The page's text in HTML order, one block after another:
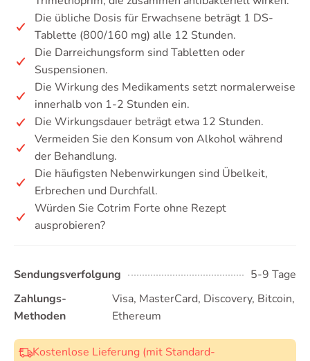
Die übliche Dosis für Erwachsene beträgt 1 DS-
Tablette (800/160 mg) alle 12 Stunden.
Die Darreichungsform sind Tabletten oder
Suspensionen.
Die Wirkung des Medikaments setzt normalerweise
innerhalb von 1-2 Stunden ein.
Die Wirkungsdauer beträgt etwa 12 Stunden.
Vermeiden Sie den Konsum von Alkohol während
der Behandlung.
Die häufigsten Nebenwirkungen sind Übelkeit,
Erbrechen und Durchfall.
Würden Sie Cotrim Forte ohne Rezept
ausprobieren?
Sendungsverfolgung
5-9 Tage
Zahlungs-
Methoden
Visa, MasterCard, Discovery, Bitcoin,
Ethereum
Kostenlose Lieferung (mit Standard-